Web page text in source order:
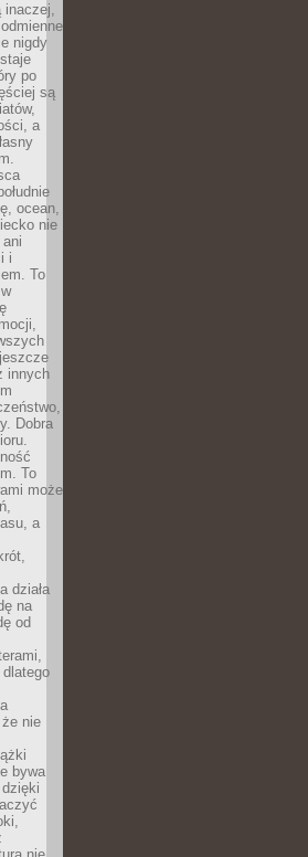
inaczej,
nigdy
po
są
a
ocean,
nie
i
To
innych
Dobra
To
może
a
działa
na
od
dlatego
nie
bywa